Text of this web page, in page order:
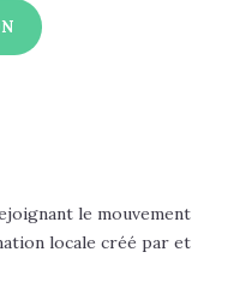
le mouvement
locale créé par et